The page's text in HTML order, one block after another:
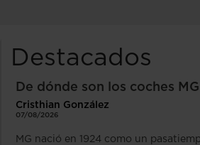
Destacados
De dónde son los coches MG
Cristhian González
07/08/2026
MG nació en 1924 como un